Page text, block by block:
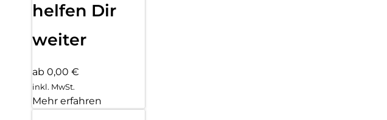
helfen Dir
weiter
ab 0,00 €
inkl. MwSt.
Mehr erfahren